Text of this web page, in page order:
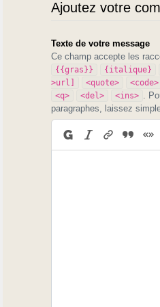
Ajoutez votre
Texte de votre message
Ce champ accepte les
{{gras}} {italique}
>url]
<quote> <code>
<q> <del> <ins>
.
paragraphes, laissez